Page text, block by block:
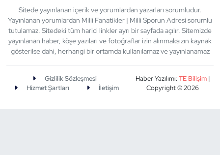
Sitede yayınlanan içerik ve yorumlardan yazarları sorumludur.
Yayınlanan yorumlardan Milli Fanatikler | Milli Sporun Adresi sorumlu
tutulamaz. Sitedeki tüm harici linkler ayrı bir sayfada açılır. Sitemizde
yayınlanan haber, köşe yazıları ve fotoğraflar izin alınmaksızın kaynak
gösterilse dahi, herhangi bir ortamda kullanılamaz ve yayınlanamaz
Gizlilik Sözleşmesi
Hizmet Şartları
İletişim
Haber Yazılımı:TE Bilişim|
Copyright © 2026